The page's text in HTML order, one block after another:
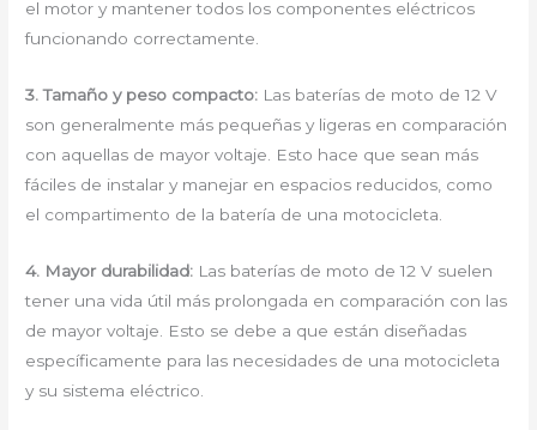
el motor y mantener todos los componentes eléctricos
funcionando correctamente.
3. Tamaño y peso compacto: Las baterías de moto de 12 V
son generalmente más pequeñas y ligeras en comparación
con aquellas de mayor voltaje. Esto hace que sean más
fáciles de instalar y manejar en espacios reducidos, como
el compartimento de la batería de una motocicleta.
4. Mayor durabilidad: Las baterías de moto de 12 V suelen
tener una vida útil más prolongada en comparación con las
de mayor voltaje. Esto se debe a que están diseñadas
específicamente para las necesidades de una motocicleta
y su sistema eléctrico.